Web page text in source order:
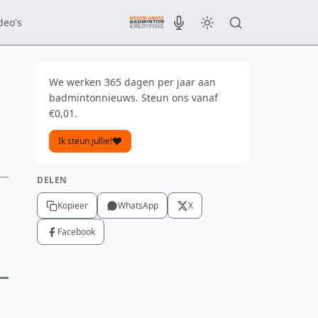
We werken 365 dagen per jaar aan
badmintonnieuws. Steun ons vanaf
€0,01.
Ik steun jullie!
DELEN
Kopieer WhatsApp X
Facebook